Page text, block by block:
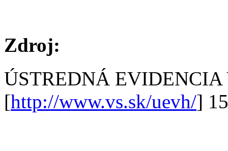
Zdroj:
ÚSTREDNÁ
[http://www.vs.sk/uevh/]